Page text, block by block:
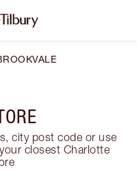
city post code or use
closest Charlotte